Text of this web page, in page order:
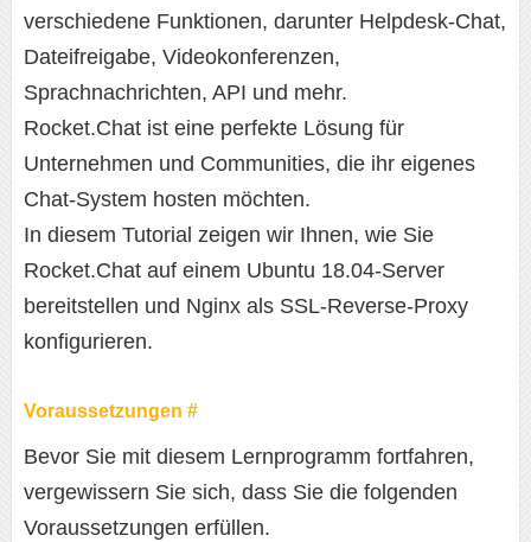
verschiedene Funktionen, darunter Helpdesk-Chat,
Dateifreigabe, Videokonferenzen,
Sprachnachrichten, API und mehr.
Rocket.Chat ist eine perfekte Lösung für
Unternehmen und Communities, die ihr eigenes
Chat-System hosten möchten.
In diesem Tutorial zeigen wir Ihnen, wie Sie
Rocket.Chat auf einem Ubuntu 18.04-Server
bereitstellen und Nginx als SSL-Reverse-Proxy
konfigurieren.
Voraussetzungen #
Bevor Sie mit diesem Lernprogramm fortfahren,
vergewissern Sie sich, dass Sie die folgenden
Voraussetzungen erfüllen.